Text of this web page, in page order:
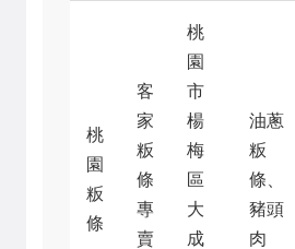
桃
園
粄
條
客
家
粄
條
專
賣
桃
園
市
楊
梅
區
大
成
油蔥
粄
條、
豬頭
肉